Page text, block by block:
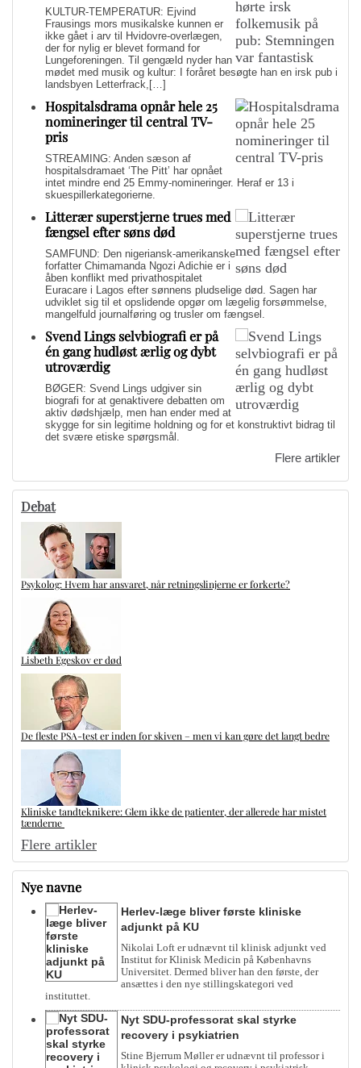
KULTUR-TEMPERATUR: Ejvind
Frausings mors musikalske kunnen er
ikke gået i arv til Hvidovre-overlægen,
der for nylig er blevet formand for
Lungeforeningen. Til gengæld nyder han
mødet med musik og kultur: I foråret besøgte han en irsk pub i
landsbyen Letterfrack,[…]
Hospitalsdrama opnår hele 25
nomineringer til central TV-
pris
STREAMING: Anden sæson af
hospitalsdramaet ‘The Pitt’ har opnået
intet mindre end 25 Emmy-nomineringer. Heraf er 13 i
skuespillerkategorierne.
Litterær superstjerne trues med
fængsel efter søns død
SAMFUND: Den nigeriansk-amerikanske
forfatter Chimamanda Ngozi Adichie er i
åben konflikt med privathospitalet
Euracare i Lagos efter sønnens pludselige død. Sagen har
udviklet sig til et opslidende opgør om lægelig forsømmelse,
mangelfuld journalføring og trusler om fængsel.
Svend Lings selvbiografi er på
én gang hudløst ærlig og dybt
utroværdig
BØGER: Svend Lings udgiver sin
biografi for at genaktivere debatten om
aktiv dødshjælp, men han ender med at
skygge for sin legitime holdning og for et konstruktivt bidrag til
det svære etiske spørgsmål.
Flere artikler
Debat
Psykolog: Hvem har ansvaret, når retningslinjerne er forkerte?
Lisbeth Egeskov er død
De fleste PSA-test er inden for skiven – men vi kan gøre det langt bedre
Kliniske tandteknikere: Glem ikke de patienter, der allerede har mistet
tænderne
Flere artikler
Nye navne
Herlev-læge bliver første kliniske
adjunkt på KU
Nikolai Loft er udnævnt til klinisk adjunkt ved
Institut for Klinisk Medicin på Københavns
Universitet. Dermed bliver han den første, der
ansættes i den nye stillingskategori ved
instituttet.
Nyt SDU-professorat skal styrke
recovery i psykiatrien
Stine Bjerrum Møller er udnævnt til professor i